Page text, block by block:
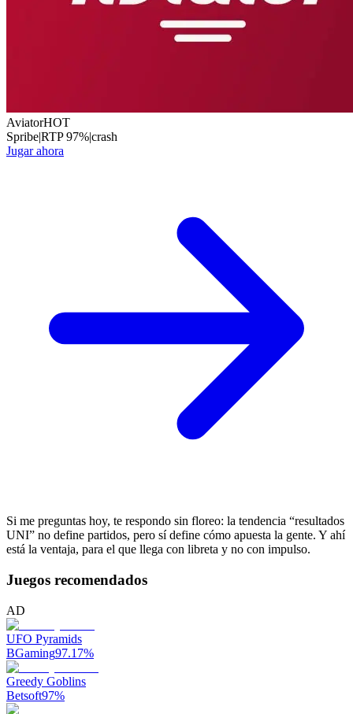
AviatorHOT
Spribe|RTP97%|crash
Jugar ahora
Si me preguntas hoy, te respondo sin floreo: la tendencia “resultados
UNI” no define partidos, pero sí define cómo apuesta la gente. Y ahí
está la ventaja, para el que llega con libreta y no con impulso.
Juegos recomendados
AD
UFO Pyramids
BGaming97.17%
Greedy Goblins
Betsoft97%